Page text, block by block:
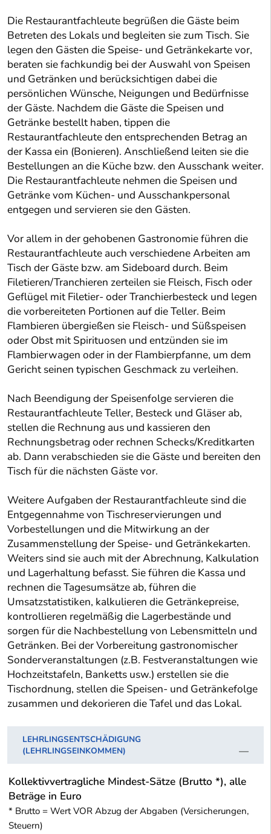
Die Restaurantfachleute begrüßen die Gäste beim
Betreten des Lokals und begleiten sie zum Tisch. Sie
legen den Gästen die Speise- und Getränkekarte vor,
beraten sie fachkundig bei der Auswahl von Speisen
und Getränken und berücksichtigen dabei die
persönlichen Wünsche, Neigungen und Bedürfnisse
der Gäste. Nachdem die Gäste die Speisen und
Getränke bestellt haben, tippen die
Restaurantfachleute den entsprechenden Betrag an
der Kassa ein (Bonieren). Anschließend leiten sie die
Bestellungen an die Küche bzw. den Ausschank weiter.
Die Restaurantfachleute nehmen die Speisen und
Getränke vom Küchen- und Ausschankpersonal
entgegen und servieren sie den Gästen.
Vor allem in der gehobenen Gastronomie führen die
Restaurantfachleute auch verschiedene Arbeiten am
Tisch der Gäste bzw. am Sideboard durch. Beim
Filetieren/Tranchieren zerteilen sie Fleisch, Fisch oder
Geflügel mit Filetier- oder Tranchierbesteck und legen
die vorbereiteten Portionen auf die Teller. Beim
Flambieren übergießen sie Fleisch- und Süßspeisen
oder Obst mit Spirituosen und entzünden sie im
Flambierwagen oder in der Flambierpfanne, um dem
Gericht seinen typischen Geschmack zu verleihen.
Nach Beendigung der Speisenfolge servieren die
Restaurantfachleute Teller, Besteck und Gläser ab,
stellen die Rechnung aus und kassieren den
Rechnungsbetrag oder rechnen Schecks/Kreditkarten
ab. Dann verabschieden sie die Gäste und bereiten den
Tisch für die nächsten Gäste vor.
Weitere Aufgaben der Restaurantfachleute sind die
Entgegennahme von Tischreservierungen und
Vorbestellungen und die Mitwirkung an der
Zusammenstellung der Speise- und Getränkekarten.
Weiters sind sie auch mit der Abrechnung, Kalkulation
und Lagerhaltung befasst. Sie führen die Kassa und
rechnen die Tagesumsätze ab, führen die
Umsatzstatistiken, kalkulieren die Getränkepreise,
kontrollieren regelmäßig die Lagerbestände und
sorgen für die Nachbestellung von Lebensmitteln und
Getränken. Bei der Vorbereitung gastronomischer
Sonderveranstaltungen (z.B. Festveranstaltungen wie
Hochzeitstafeln, Banketts usw.) erstellen sie die
Tischordnung, stellen die Speisen- und Getränkefolge
zusammen und dekorieren die Tafel und das Lokal.
LEHRLINGSENTSCHÄDIGUNG
(LEHRLINGSEINKOMMEN)
Kollektivvertragliche Mindest-Sätze (Brutto *), alle
Beträge in Euro
* Brutto = Wert VOR Abzug der Abgaben (Versicherungen,
Steuern)